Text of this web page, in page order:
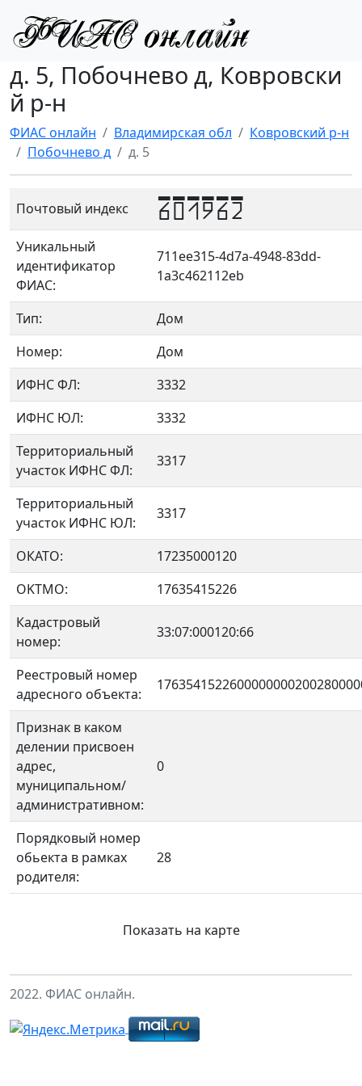
д. 5, Побочнево д, Ковровски
й р-н
ФИАС онлайн Владимирская обл
Ковровский р-н
Побочнево д
д. 5
Почтовый индекс 601962
Уникальный
идентификатор
ФИАС:
711ee315-4d7a-4948-83dd-
1a3c462112eb
Тип:
Дом
Номер:
Дом
ИФНС ФЛ:
3332
ИФНС ЮЛ:
3332
Территориальный
участок ИФНС ФЛ:
3317
Территориальный
участок ИФНС ЮЛ:
3317
ОКАТО:
17235000120
OKTMO:
17635415226
Кадастровый
номер:
33:07:000120:66
Реестровый номер
адресного объекта:
Признак в каком
делении присвоен
адрес,
муниципальном/
административном:
0
Порядковый номер
обьекта в рамках
родителя:
28
Показать на карте
2022. ФИАС онлайн.